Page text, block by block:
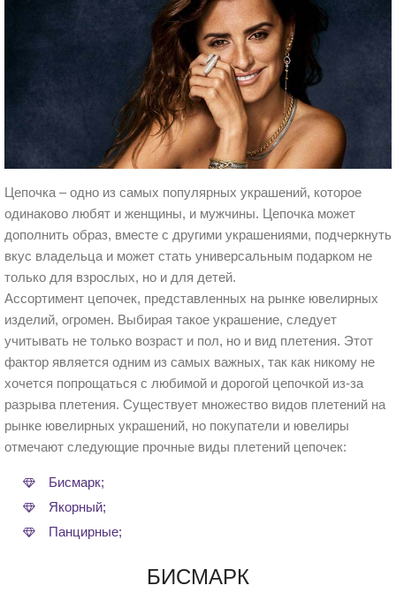
Цепочка – одно из самых популярных украшений, которое
одинаково любят и женщины, и мужчины. Цепочка может
дополнить образ, вместе с другими украшениями, подчеркнуть
вкус владельца и может стать универсальным подарком не
только для взрослых, но и для детей.
Ассортимент цепочек, представленных на рынке ювелирных
изделий, огромен. Выбирая такое украшение, следует
учитывать не только возраст и пол, но и вид плетения. Этот
фактор является одним из самых важных, так как никому не
хочется попрощаться с любимой и дорогой цепочкой из-за
разрыва плетения. Существует множество видов плетений на
рынке ювелирных украшений, но покупатели и ювелиры
отмечают следующие прочные виды плетений цепочек:
Бисмарк;
Якорный;
Панцирные;
БИСМАРК